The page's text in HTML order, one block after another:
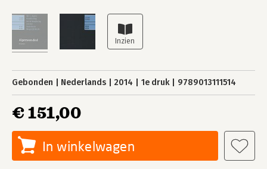
Gebonden Nederlands 2014 1e druk 9789013111514
€ 151,00
In winkelwagen